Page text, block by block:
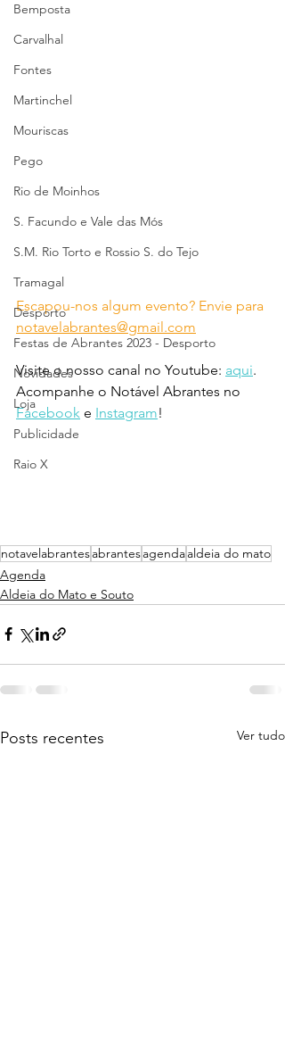
Bemposta
Carvalhal
Fontes
Martinchel
Mouriscas
Pego
Rio de Moinhos
S. Facundo e Vale das Mós
S.M. Rio Torto e Rossio S. do Tejo
Tramagal
Desporto
Festas de Abrantes 2023 - Desporto
Novidades
Loja
Publicidade
Raio X
Escapou-nos algum evento? Envie para
notavelabrantes@gmail.com
Visite o nosso canal no Youtube: aqui.
Acompanhe o Notável Abrantes no
Facebook e Instagram!
notavelabrantesabrantesagendaaldeia do mato
Agenda
Aldeia do Mato e Souto
Posts recentes Ver tudo